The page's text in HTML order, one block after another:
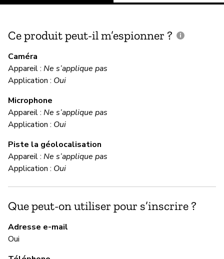
Ce produit peut-il m’espionner ?
Caméra
Appareil : Ne s’applique pas
Application : Oui
Microphone
Appareil : Ne s’applique pas
Application : Oui
Piste la géolocalisation
Appareil : Ne s’applique pas
Application : Oui
Que peut-on utiliser pour s’inscrire ?
Adresse e-mail
Oui